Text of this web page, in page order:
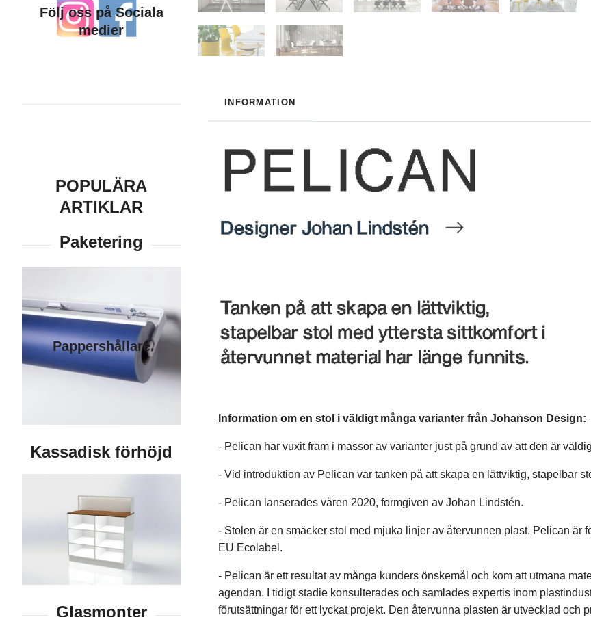
Följ oss på Sociala
medier
POPULÄRA
ARTIKLAR
Pappershållare
INFORMATION
Information om en stol i väldigt många varianter från Johanson Design:
- Pelican har vuxit fram i massor av varianter just på grund av att den är
- Vid introduktion av Pelican var tanken på att skapa en lättviktig, stapelbar
- Pelican lanserades våren 2020, formgiven av Johan Lindstén.
- Stolen är en smäcker stol med mjuka linjer av återvunnen plast. Pelican
EU Ecolabel.
- Pelican är ett resultat av många kunders önskemål och kom att utmana
agendan. I tidigt stadie konsulterades och samlades expertis inom
förutsättningar för ett lyckat projekt. Den återvunna plasten är utvecklad och